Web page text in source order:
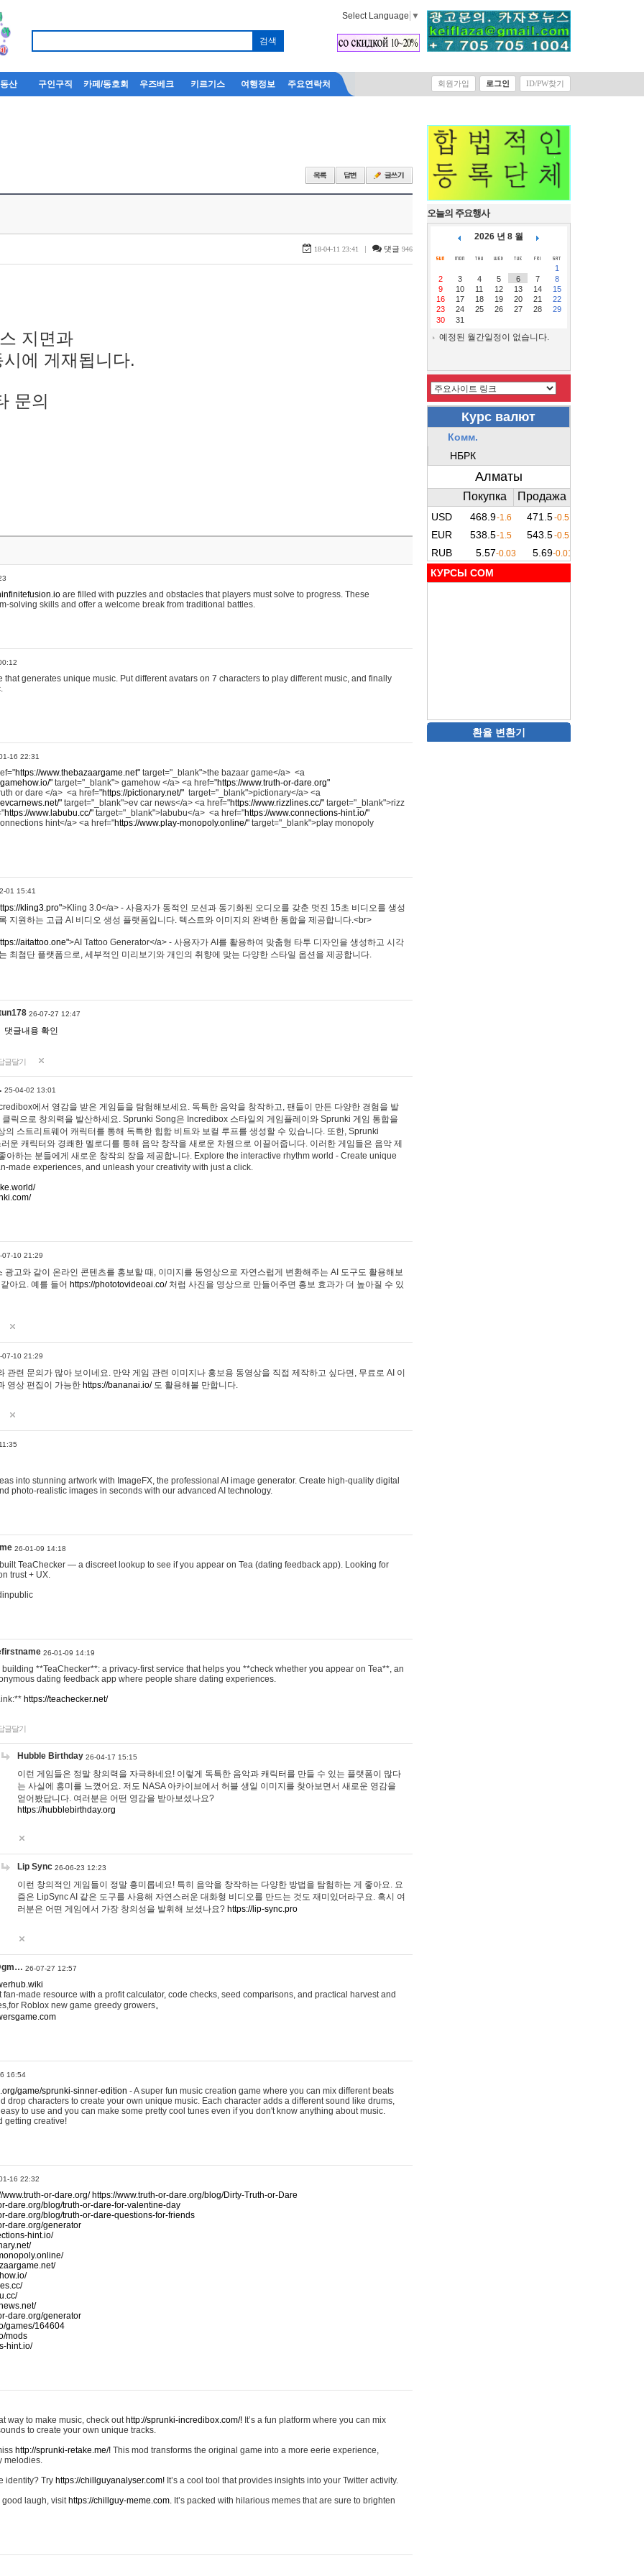
Select Language ▼
산 구인구직 카페/동호회 우즈베크 키르기스 여행정보 주요연락처 회원가입 로그인 ID/PW찾기
18-04-11 23:41 | 댓글 946
지면과
에 게재됩니다.
문의
are filled with puzzles and obstacles that players must solve to progress. These
solving skills and offer a welcome break from traditional battles.
that generates unique music. Put different avatars on 7 characters to play different music, and finally
16 22:31
https://www.thebazaargame.net" target="_blank">the bazaar game</a> <a
" target="_blank"> gamehow </a> <a href="https://www.truth-or-dare.org"
or dare </a> <a href="https://pictionary.net/" target="_blank">pictionary</a> <a
" target="_blank">ev car news</a> <a href="https://www.rizzlines.cc/" target="_blank">rizz
https://www.labubu.cc/" target="_blank">labubu</a> <a href="https://www.connections-hint.io/"
hint</a> <a href="https://www.play-monopoly.online/" target="_blank">play monopoly
01 15:41
kling3.pro">Kling 3.0</a> - 사용자가 동적인 모션과 동기화된 오디오를 갖춘 멋진 15초 비디오를 생성
지원하는 고급 AI 비디오 생성 플랫폼입니다. 텍스트와 이미지의 완벽한 통합을 제공합니다.<br>
aitattoo.one">AI Tattoo Generator</a> - 사용자가 AI를 활용하여 맞춤형 타투 디자인을 생성하고 시각
최첨단 플랫폼으로, 세부적인 미리보기와 개인의 취향에 맞는 다양한 스타일 옵션을 제공합니다.
26-07-27 12:47
댓글내용 확인
글달기
25-04-02 13:01
에서 영감을 받은 게임들을 탐험해보세요. 독특한 음악을 창작하고, 팬들이 만든 다양한 경험을 발
클릭으로 창의력을 발산하세요. Sprunki Song은 Incredibox 스타일의 게임플레이와 Sprunki 게임 통합을
의 스트리트웨어 캐릭터를 통해 독특한 힙합 비트와 보컬 루프를 생성할 수 있습니다. 또한, Sprunki
운 캐릭터와 경쾌한 멜로디를 통해 음악 창작을 새로운 차원으로 이끌어줍니다. 이러한 게임들은 음악 제
아하는 분들에게 새로운 창작의 장을 제공합니다. Explore the interactive rhythm world - Create unique
made experiences, and unleash your creativity with just a click.
07-10 21:29
광고와 같이 온라인 콘텐츠를 홍보할 때, 이미지를 동영상으로 자연스럽게 변환해주는 AI 도구도 활용해보
아요. 예를 들어 https://phototovideoai.co/처럼 사진을 영상으로 만들어주면 홍보 효과가 더 높아질 수 있
07-10 21:29
관련 문의가 많아 보이네요. 만약 게임 관련 이미지나 홍보용 동영상을 직접 제작하고 싶다면, 무료로 AI 이
영상 편집이 가능한 https://bananai.io/도 활용해볼 만합니다.
into stunning artwork with ImageFX, the professional AI image generator. Create high-quality digital
photo-realistic images in seconds with our advanced AI technology.
26-01-09 14:18
TeaChecker — a discreet lookup to see if you appear on Tea (dating feedback app). Looking for
trust + UX.
26-01-09 14:19
building **TeaChecker**: a privacy-first service that helps you **check whether you appear on Tea**, an
dating feedback app where people share dating experiences.
https://teachecker.net/
글달기
Hubble Birthday 26-04-17 15:15
이런 게임들은 정말 창의력을 자극하네요! 이렇게 독특한 음악과 캐릭터를 만들 수 있는 플랫폼이 많다
는 사실에 흥미를 느꼈어요. 저도 NASA 아카이브에서 허블 생일 이미지를 찾아보면서 새로운 영감을
얻어봤답니다. 여러분은 어떤 영감을 받아보셨나요?
https://hubblebirthday.org
Lip Sync 26-06-23 12:23
이런 창의적인 게임들이 정말 흥미롭네요! 특히 음악을 창작하는 다양한 방법을 탐험하는 게 좋아요. 요
즘은 LipSync AI 같은 도구를 사용해 자연스러운 대화형 비디오를 만드는 것도 재미있더라구요. 혹시 여
러분은 어떤 게임에서 가장 창의성을 발휘해 보셨나요? https://lip-sync.pro
26-07-27 12:57
made resource with a profit calculator, code checks, seed comparisons, and practical harvest and
Roblox new game greedy growers。
16:54
game/sprunki-sinner-edition - A super fun music creation game where you can mix different beats
drop characters to create your own unique music. Each character adds a different sound like drums,
to use and you can make some pretty cool tunes even if you don't know anything about music.
getting creative!
16 22:32
www.truth-or-dare.org/ https://www.truth-or-dare.org/blog/Dirty-Truth-or-Dare
dare.org/blog/truth-or-dare-for-valentine-day
dare.org/blog/truth-or-dare-questions-for-friends
dare.org/generator
hint.io/
dare.org/generator
games/164604
mods
hint.io/
way to make music, check out http://sprunki-incredibox.com/! It’s a fun platform where you can mix
to create your own unique tracks.
http://sprunki-retake.me/! This mod transforms the original game into a more eerie experience,
melodies.
identity? Try https://chillguyanalyser.com! It’s a cool tool that provides insights into your Twitter activity.
good laugh, visit https://chillguy-meme.com. It’s packed with hilarious memes that are sure to brighten
오늘의 주요행사
2026 년 8 월
1
2
3 4 5 6 7
8
9
10 11 12 13 14
15
16
17 18 19 20 21
22
23
24 25 26 27 28
29
30
31
예정된 월간일정이 없습니다.
КУРСЫ COM
환율 변환기